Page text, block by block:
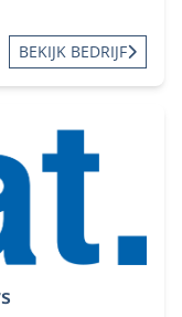
BEKIJK BEDRIJF